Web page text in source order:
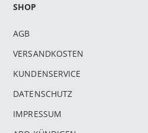
SHOP
AGB
VERSANDKOSTEN
KUNDENSERVICE
DATENSCHUTZ
IMPRESSUM